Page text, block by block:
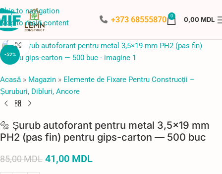
Skip to navigation
Skip to main content
+373 68555870 0 0,00MDL
-52%
Faceți click pentru a mări
Acasă» Magazin » Elemente de Fixare Pentru Construcții –
Șuruburi, Dibluri, Ancore
🔩 Șurub autoforant pentru metal 3,5×19 mm
PH2 (pas fin) pentru gips-carton — 500 buc
85,00MDL 41,00 MDL